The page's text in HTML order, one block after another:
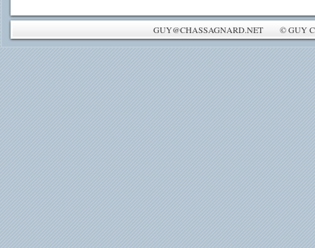
GUY@CHASSAGNARD.NET © GUY